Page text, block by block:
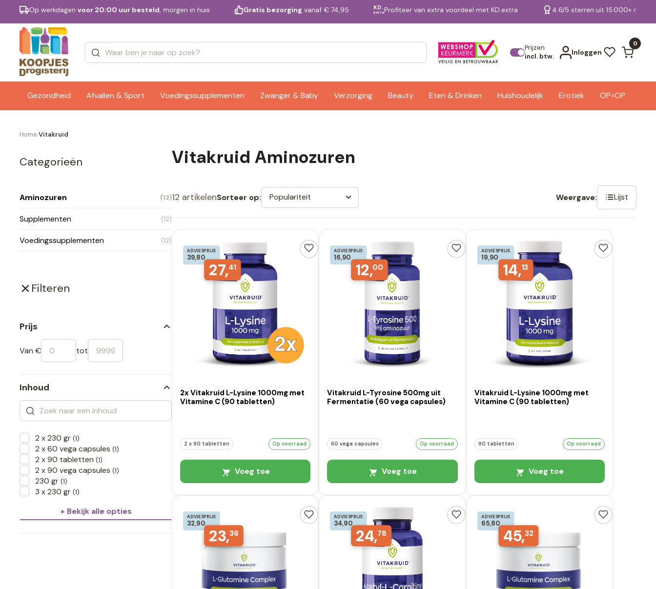
Op werkdagen voor 20:00 uur besteld, morgen in huis Gratis bezorging vanaf € 74,95 KD.
extraProfiteer van extra voordeel met KD.extra 4.6/5 sterren uit 15.000+
Prijzen
incl. btw.
Inloggen
0
Gezondheid Afvallen & Sport Voedingssupplementen Zwanger & Baby Verzorging Beauty Eten & Drinken Huishoudelijk Erotiek OP=OP
Merken Bekijk alle resultaten
Home›Vitakruid
Categorieën
Aminozuren (12)
Supplementen (12)
Voedingssupplementen (12)
Filteren
Prijs
Van € tot
Inhoud
2 x 230 gr (1)
2 x 60 vega capsules (1)
2 x 90 tabletten (1)
2 x 90 vega capsules (1)
230 gr (1)
3 x 230 gr (1)
+ Bekijk alle opties
Vitakruid Aminozuren
12 artikelenSorteer op: Populariteit Weergave: Lijst
ADVIESPRIJS
39,80
27,41
2x Vitakruid L-Lysine 1000mg met
Vitamine C (90 tabletten)
2 x 90 tabletten Op voorraad
Voeg toe
ADVIESPRIJS
16,90
12,00
Vitakruid L-Tyrosine 500mg uit
Fermentatie (60 vega capsules)
60 vega capsules Op voorraad
Voeg toe
ADVIESPRIJS
19,90
14,13
Vitakruid L-Lysine 1000mg met
Vitamine C (90 tabletten)
90 tabletten Op voorraad
Voeg toe
ADVIESPRIJS
32,90
23,36
ADVIESPRIJS
34,90
24,78
ADVIESPRIJS
65,80
45,32